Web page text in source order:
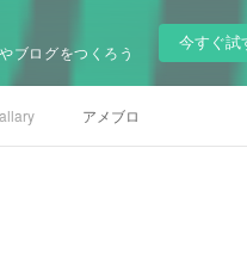
ブログをつくろう
今すぐ試
アメブロ